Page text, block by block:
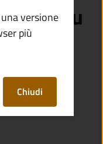
Imu
versione
più
Chiudi